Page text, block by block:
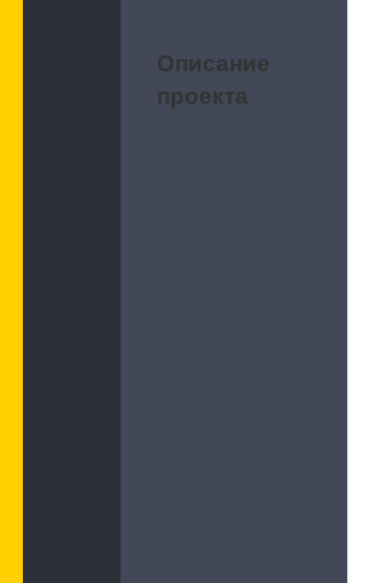
Описание
проекта